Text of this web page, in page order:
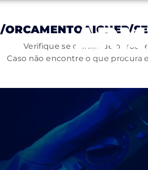
/ORCAMENTOAIGNEP/
Verifique se o link que o
Caso não encontre o que procura